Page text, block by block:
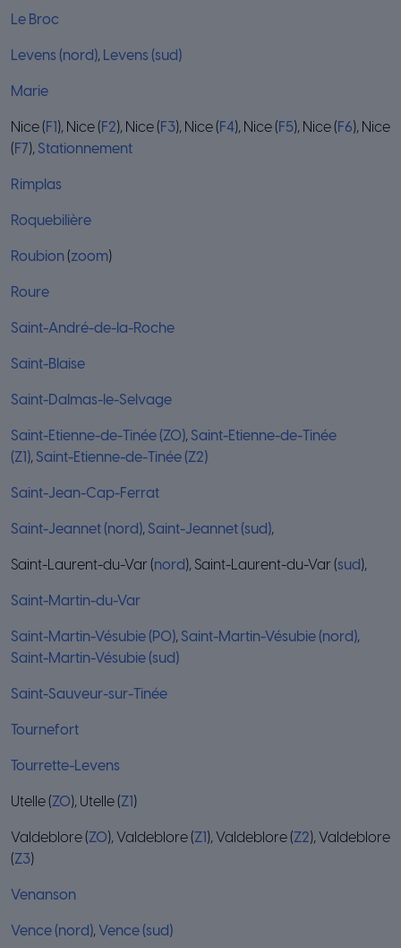
Le Broc
Levens (nord), Levens (sud)
Marie
Nice (F1 ), Nice (F2), Nice (F3), Nice (F4), Nice (F5), Nice (F6), Nice
(F7),Stationnement
Rimplas
Roquebilière
Roubion(zoom)
Roure
Saint-André-de-la-Roche
Saint-Blaise
Saint-Dalmas-le-Selvage
Saint-Etienne-de-Tinée (Z0),Saint-Etienne-de-Tinée
(Z1),Saint-Etienne-de-Tinée (Z2)
Saint-Jean-Cap-Ferrat
Saint-Jeannet (nord),Saint-Jeannet (sud),
Saint-Laurent-du-Var (nord), Saint-Laurent-du-Var (sud),
Saint-Martin-du-Var
Saint-Martin-Vésubie (P0),Saint-Martin-Vésubie (nord),
Saint-Martin-Vésubie (sud)
Saint-Sauveur-sur-Tinée
Tournefort
Tourrette-Levens
Utelle (Z0), Utelle (Z1 )
Valdeblore (Z0), Valdeblore (Z1 ), Valdeblore (Z2), Valdeblore
(Z3)
Venanson
Vence (nord), Vence (sud)